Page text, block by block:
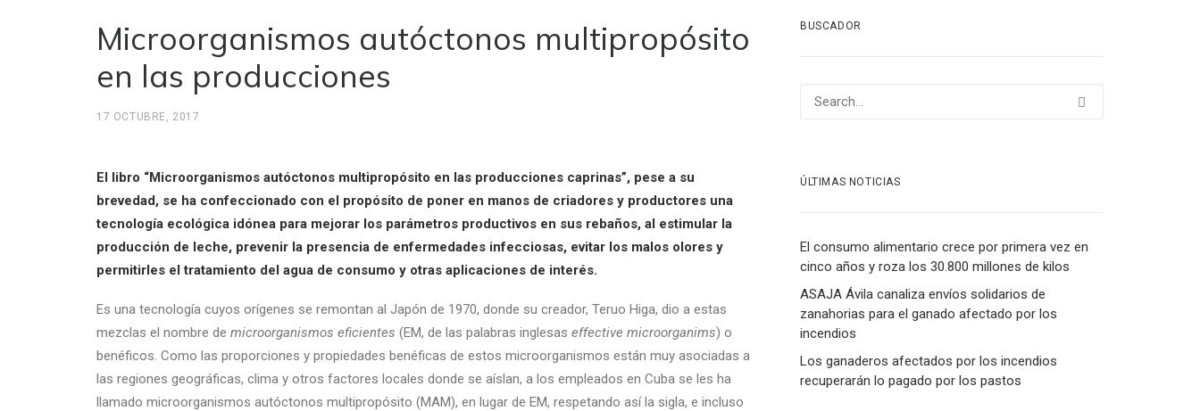
Microorganismos autóctonos multipropósito
en las producciones
17 OCTUBRE, 2017
El libro “Microorganismos autóctonos multipropósito en las producciones caprinas”, pese a su
brevedad, se ha confeccionado con el propósito de poner en manos de criadores y productores una
tecnología ecológica idónea para mejorar los parámetros productivos en sus rebaños, al estimular la
producción de leche, prevenir la presencia de enfermedades infecciosas, evitar los malos olores y
permitirles el tratamiento del agua de consumo y otras aplicaciones de interés.
Es una tecnología cuyos orígenes se remontan al Japón de 1970, donde su creador, Teruo Higa, dio a estas
mezclas el nombre de microorganismos eficientes (EM, de las palabras inglesas effective microorganims) o
benéficos. Como las proporciones y propiedades benéficas de estos microorganismos están muy asociadas a
las regiones geográficas, clima y otros factores locales donde se aíslan, a los empleados en Cuba se les ha
llamado microorganismos autóctonos multipropósito (MAM), en lugar de EM, respetando así la sigla, e incluso
BUSCADOR
ÚLTIMAS NOTICIAS
El consumo alimentario crece por primera vez en
cinco años y roza los 30.800 millones de kilos
ASAJA Ávila canaliza envíos solidarios de
zanahorias para el ganado afectado por los
incendios
Los ganaderos afectados por los incendios
recuperarán lo pagado por los pastos